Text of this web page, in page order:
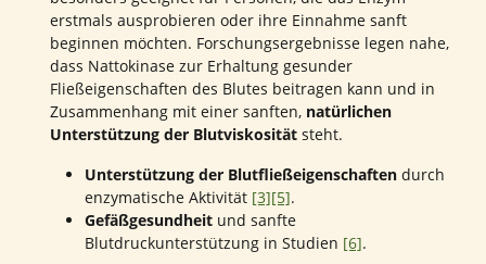
erstmals ausprobieren oder ihre Einnahme sanft
beginnen möchten. Forschungsergebnisse legen nahe,
dass Nattokinase zur Erhaltung gesunder
Fließeigenschaften des Blutes beitragen kann und in
Zusammenhang mit einer sanften, natürlichen
Unterstützung der Blutviskosität steht.
Unterstützung der Blutfließeigenschaften durch
enzymatische Aktivität [3][5].
Gefäßgesundheit und sanfte
Blutdruckunterstützung in Studien [6].